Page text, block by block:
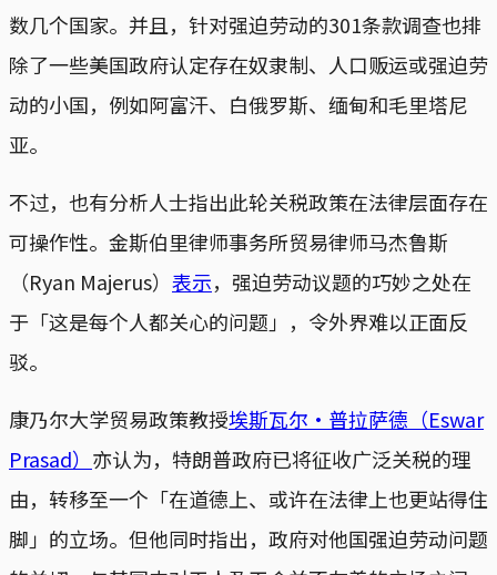
数几个国家。并且，针对强迫劳动的301条款调查也排
除了一些美国政府认定存在奴隶制、人口贩运或强迫劳
动的小国，例如阿富汗、白俄罗斯、缅甸和毛里塔尼
亚。
不过，也有分析人士指出此轮关税政策在法律层面存在
可操作性。金斯伯里律师事务所贸易律师马杰鲁斯
（Ryan Majerus） 表示，强迫劳动议题的巧妙之处在
于「这是每个人都关心的问题」，令外界难以正面反
驳。
康乃尔大学贸易政策教授埃斯瓦尔·普拉萨德（Eswar
Prasad） 亦认为，特朗普政府已将征收广泛关税的理
由，转移至一个「在道德上、或许在法律上也更站得住
脚」的立场。但他同时指出，政府对他国强迫劳动问题